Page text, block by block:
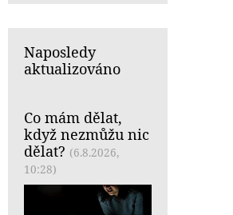
Naposledy
aktualizováno
Co mám dělat,
když nezmůžu nic
dělat? (6.8.2026,
10:28)